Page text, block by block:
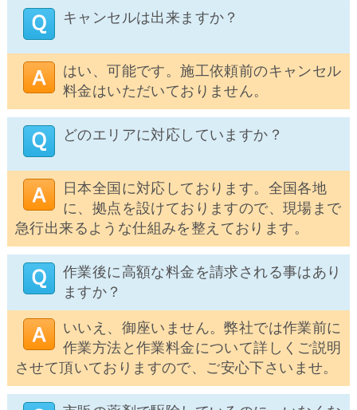
キャンセルは出来ますか？
はい、可能です。施工依頼前のキャンセル
料金はいただいておりません。
どのエリアに対応していますか？
日本全国に対応しております。全国各地
に、拠点を設けておりますので、現場まで
急行出来るような仕組みを整えております。
作業後に高額な料金を請求される事はあり
ますか？
いいえ、御座いません。弊社では作業前に
作業方法と作業料金について詳しくご説明
させて頂いておりますので、ご安心下さいませ。